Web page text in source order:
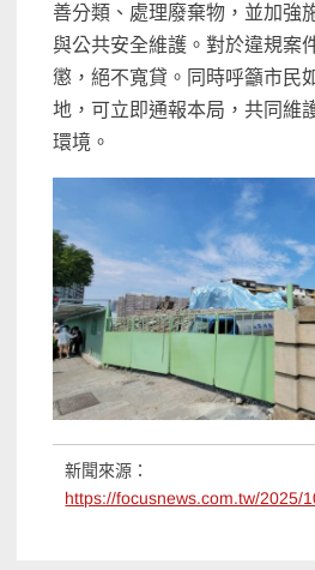
善分類、處理廢棄物，並加強
與公共安全維護。對於違規案
懲，絕不寬貸。同時呼籲市民
地，可立即通報本局，共同維
環境。
新聞來源：
https://focusnews.com.tw/2025/